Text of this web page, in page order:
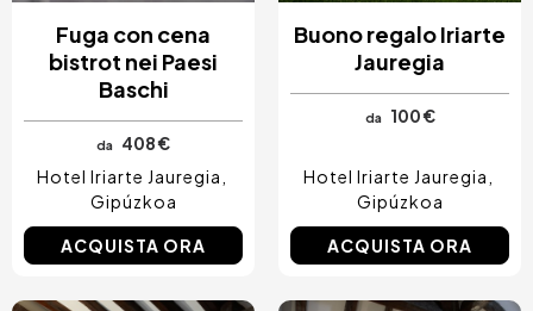
Fuga con cena
bistrot nei Paesi
Baschi
da
408 €
Hotel Iriarte Jauregia
Gipúzkoa
ACQUISTA ORA
Buono regalo Iriarte
Jauregia
da 100 €
Hotel Iriarte Jauregia
Gipúzkoa
ACQUISTA ORA